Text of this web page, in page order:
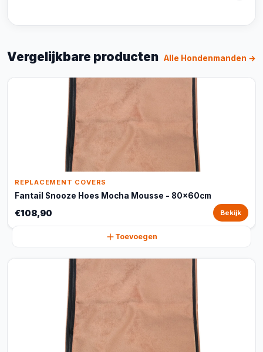
Vergelijkbare producten Alle Hondenmanden →
REPLACEMENT COVERS
Fantail Snooze Hoes Mocha Mousse - 80x60cm
€108,90 Bekijk
Toevoegen